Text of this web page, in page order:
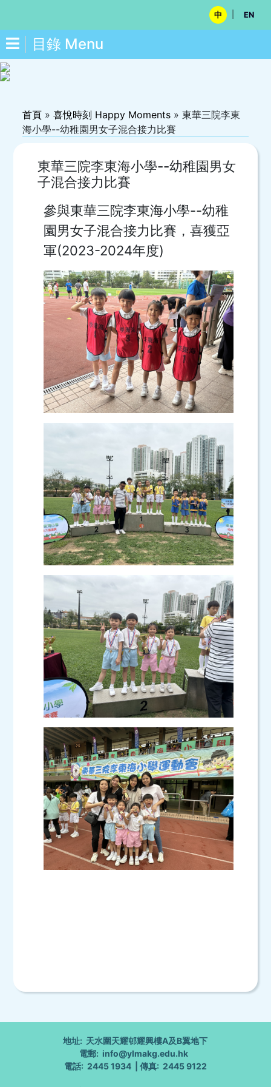
中 EN
目錄 Menu
首頁 »喜悅時刻 Happy Moments »東華三院李東
海小學--幼稚園男女子混合接力比賽
東華三院李東海小學--幼稚園男女
子混合接力比賽
參與東華三院李東海小學--幼稚
園男女子混合接力比賽，喜獲亞
軍(2023-2024年度)
地址: 天水圍天耀邨耀興樓A及B翼地下
電郵: info@ylmakg.edu.hk
電話: 2445 1934 | 傳真: 2445 9122